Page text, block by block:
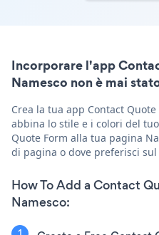
Incorporare l'app
Namesco non è mai
Crea la tua app Contact
abbina lo stile e i colori del
Quote Form alla tua pagina
di pagina o dove preferisci
How To Add a Contact
Namesco: